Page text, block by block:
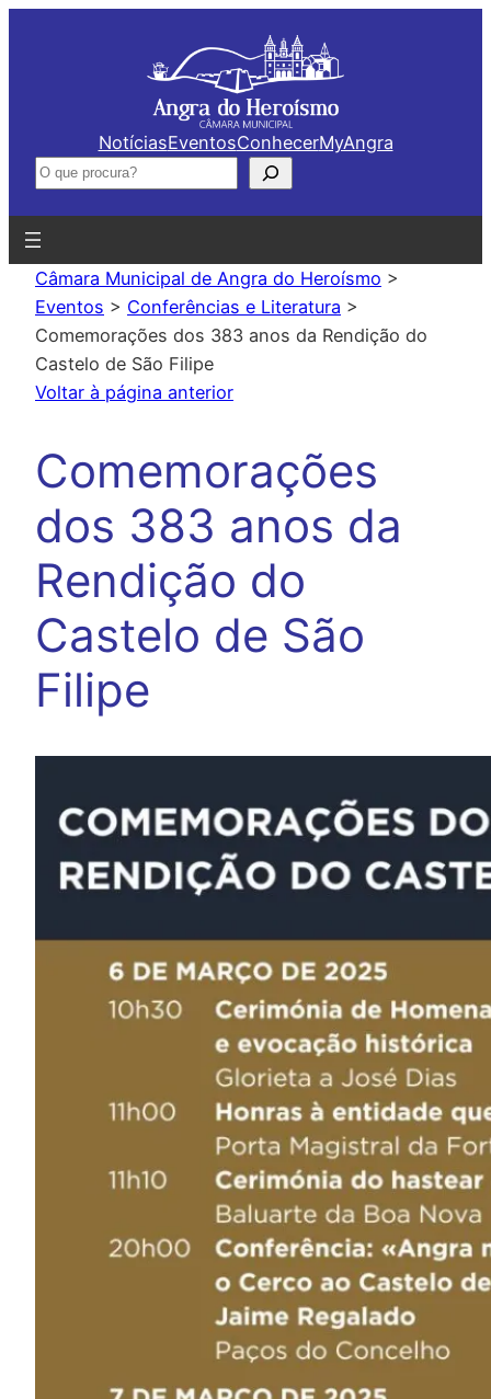
NotíciasEventosConhecerMyAngra
Pesquisar
Câmara Municipal de Angra do Heroísmo >
Eventos > Conferências e Literatura >
Comemorações dos 383 anos da Rendição do
Castelo de São Filipe
Voltar à página anterior
Comemorações
dos 383 anos da
Rendição do
Castelo de São
Filipe